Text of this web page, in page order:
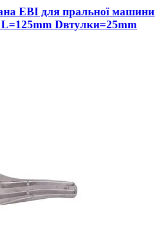
EBI для пральної машини
Dвтулки=25mm